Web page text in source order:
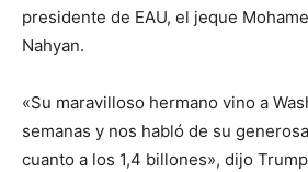
presidente de EAU, el jeque
Nahyan.
«Su maravilloso hermano vino a
semanas y nos habló de su
cuanto a los 1,4 billones», dijo